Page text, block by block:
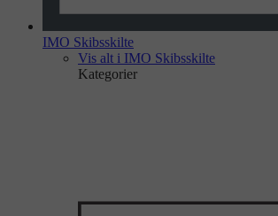
IMO Skibsskilte
Vis alt i IMO Skibsskilte
Kategorier